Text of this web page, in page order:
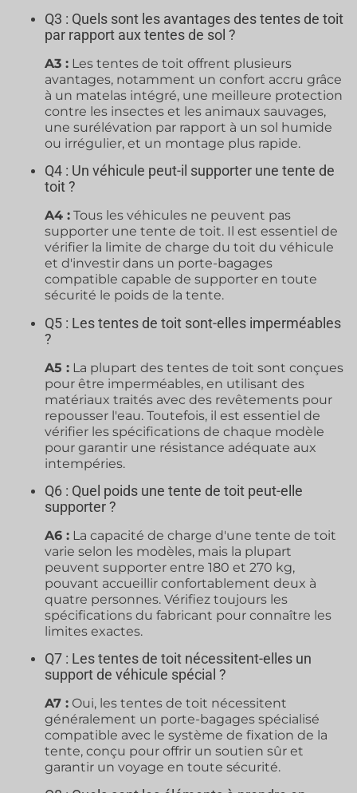
Q3 : Quels sont les avantages des tentes de toit
par rapport aux tentes de sol ?
A3 : Les tentes de toit offrent plusieurs
avantages, notamment un confort accru grâce
à un matelas intégré, une meilleure protection
contre les insectes et les animaux sauvages,
une surélévation par rapport à un sol humide
ou irrégulier, et un montage plus rapide.
Q4 : Un véhicule peut-il supporter une tente de
toit ?
A4 : Tous les véhicules ne peuvent pas
supporter une tente de toit. Il est essentiel de
vérifier la limite de charge du toit du véhicule
et d'investir dans un porte-bagages
compatible capable de supporter en toute
sécurité le poids de la tente.
Q5 : Les tentes de toit sont-elles imperméables
?
A5 : La plupart des tentes de toit sont conçues
pour être imperméables, en utilisant des
matériaux traités avec des revêtements pour
repousser l'eau. Toutefois, il est essentiel de
vérifier les spécifications de chaque modèle
pour garantir une résistance adéquate aux
intempéries.
Q6 : Quel poids une tente de toit peut-elle
supporter ?
A6 : La capacité de charge d'une tente de toit
varie selon les modèles, mais la plupart
peuvent supporter entre 180 et 270 kg,
pouvant accueillir confortablement deux à
quatre personnes. Vérifiez toujours les
spécifications du fabricant pour connaître les
limites exactes.
Q7 : Les tentes de toit nécessitent-elles un
support de véhicule spécial ?
A7 : Oui, les tentes de toit nécessitent
généralement un porte-bagages spécialisé
compatible avec le système de fixation de la
tente, conçu pour offrir un soutien sûr et
garantir un voyage en toute sécurité.